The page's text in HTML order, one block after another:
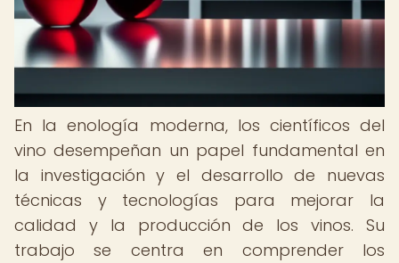
En la enología moderna, los científicos del
vino desempeñan un papel fundamental en
la investigación y el desarrollo de nuevas
técnicas y tecnologías para mejorar la
calidad y la producción de los vinos. Su
trabajo se centra en comprender los